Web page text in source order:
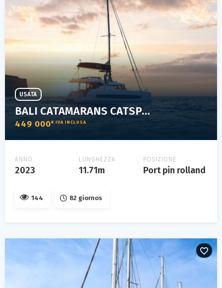
BALI CATAMARANS CATSPACE
449 000€ IVA INCLUSA
USATA
ANNO
2023
LUNGHEZZA
11.71m
POSIZIONE
Port pin rolland
144 82 giornos